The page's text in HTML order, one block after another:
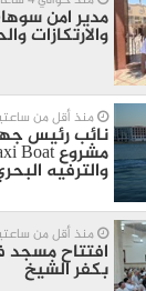
مدير امن
والارتكازات
منذ أقل من
نائب رئيس
والترفيه
منذ أقل من
افتتاح مسجد
بكفر الشيخ